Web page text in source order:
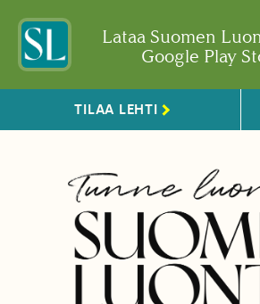
Lataa Suomen
Google Play
TILAA LEHTI